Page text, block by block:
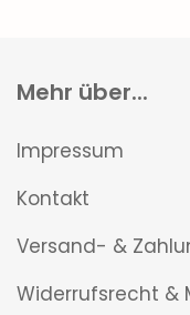
Mehr über...
Impressum
Kontakt
Versand- &
Widerrufsrecht &